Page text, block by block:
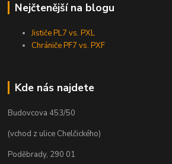
Nejčtenější na blogu
Jističe PL7 vs. PXL
Chrániče PF7 vs. PXF
Kde nás najdete
Budovcova 453/50
(vchod z ulice Chelčického)
Poděbrady, 290 01